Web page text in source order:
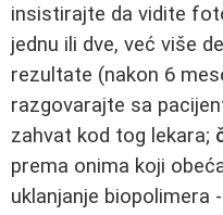
insistirajte da vidite
jednu ili dve, već više
rezultate (nakon 6
razgovarajte sa
zahvat kod tog lekara;
prema onima koji
uklanjanje biopolimera